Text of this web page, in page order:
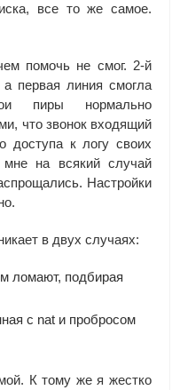
все то же самое.
помочь не смог. 2-й
первая линия смогла
пиры нормально
что звонок входящий
доступа к логу своих
на всякий случай
Настройки
в двух случаях:
ломают, подбирая
с nat и пробросом
К тому же я жестко